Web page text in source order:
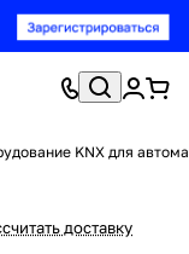
KNX для
доставку